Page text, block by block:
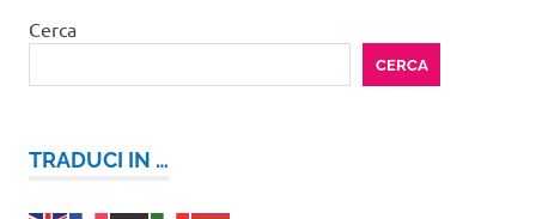
Cerca
CERCA
TRADUCI IN …